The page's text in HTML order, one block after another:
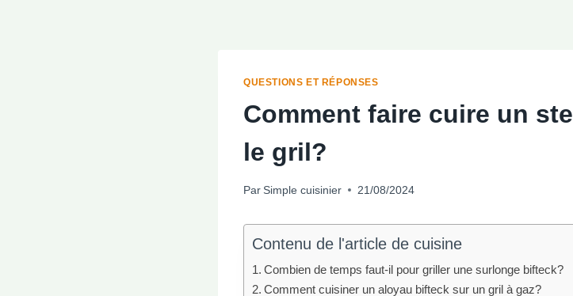
QUESTIONS ET RÉPONSES
Comment faire cuire un
le gril?
Par Simple cuisinier 21/08/2024
Contenu de l'article de cuisine
Combien de temps faut-il pour griller une surlonge bifteck?
Comment cuisiner un aloyau bifteck sur un gril à gaz?